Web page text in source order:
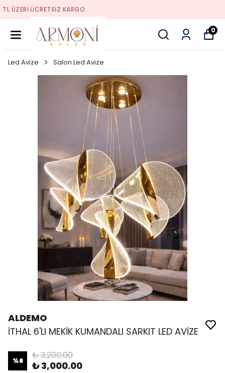
YENI SEZON ÜRÜNLER
0
Led Avize Salon Led Avize
ALDEMO
İTHAL 6'LI MEKİK KUMANDALI SARKIT LED AVİZE
%6 ₺ 3,200.00
₺ 3,000.00